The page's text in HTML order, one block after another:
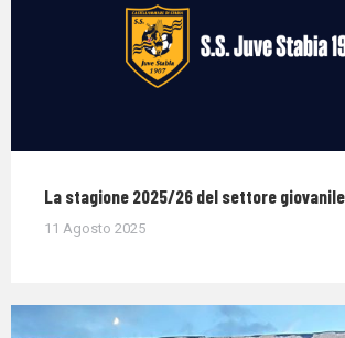
La stagione 2025/26 del settore
11 Agosto 2025